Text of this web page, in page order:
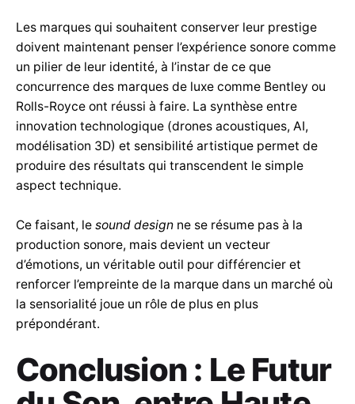
Les marques qui souhaitent conserver leur prestige
doivent maintenant penser l’expérience sonore comme
un pilier de leur identité, à l’instar de ce que
concurrence des marques de luxe comme Bentley ou
Rolls-Royce ont réussi à faire. La synthèse entre
innovation technologique (drones acoustiques, AI,
modélisation 3D) et sensibilité artistique permet de
produire des résultats qui transcendent le simple
aspect technique.
Ce faisant, le sound design ne se résume pas à la
production sonore, mais devient un vecteur
d’émotions, un véritable outil pour différencier et
renforcer l’empreinte de la marque dans un marché où
la sensorialité joue un rôle de plus en plus
prépondérant.
Conclusion : Le Futur